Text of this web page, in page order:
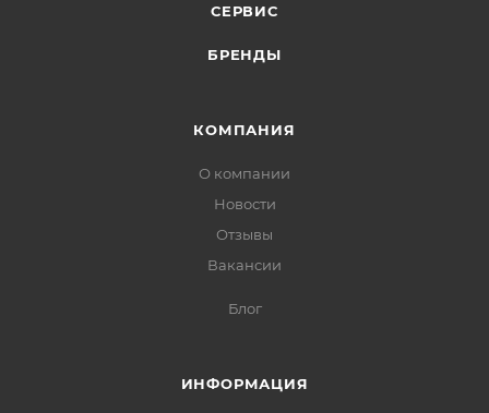
СЕРВИС
БРЕНДЫ
КОМПАНИЯ
О компании
Новости
Отзывы
Вакансии
Блог
ИНФОРМАЦИЯ